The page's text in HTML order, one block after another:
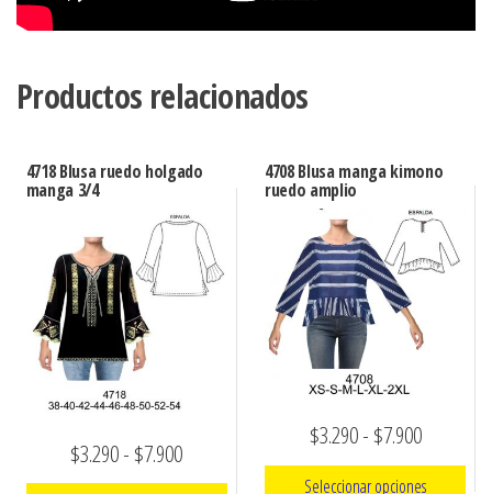
Productos relacionados
4718 Blusa ruedo holgado
manga 3/4
$3.290- $7.900Rango
4708 Blusa manga kimono
ruedo amplio
$3.290- $7.900Rango
de
Seleccionar opciones